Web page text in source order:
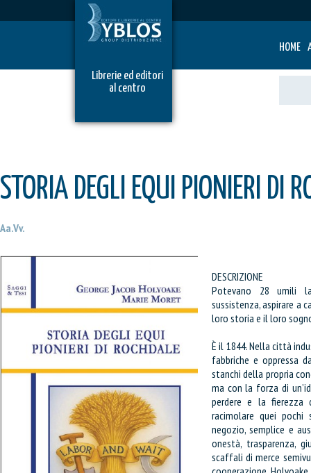
HOME
Librerie ed editori
al centro
STORIA DEGLI EQUI PIONIERI DI
Aa.Vv.
DESCRIZIONE
Potevano 28 umili
sussistenza, aspirare a
loro storia e il loro
È il 1844. Nella città
fabbriche e oppressa
stanchi della propria
ma con la forza di
perdere e la fierezza
racimolare quei
negozio, semplice e
onestà, trasparenza,
scaffali di merce